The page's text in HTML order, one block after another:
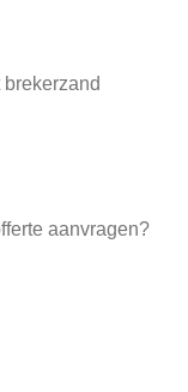
aanvragen?